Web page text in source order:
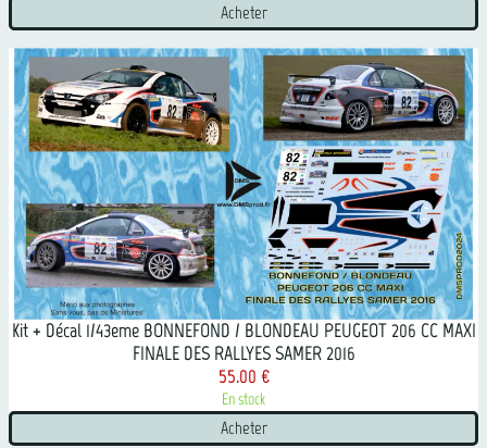
Acheter
Kit + Décal 1/43eme BONNEFOND / BLONDEAU PEUGEOT 206 CC MAXI
FINALE DES RALLYES SAMER 2016
55.00 €
En stock
Acheter